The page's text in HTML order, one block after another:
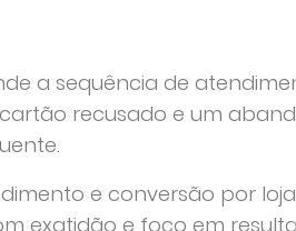
a sequência de
recusado e um
e conversão por
exatidão e foco em